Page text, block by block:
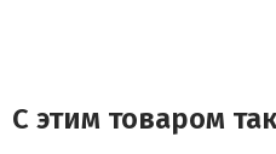
С этим товаром